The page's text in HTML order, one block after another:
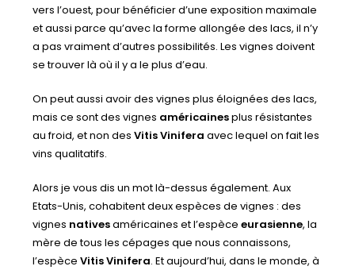
vers l’ouest, pour bénéficier d’une exposition maximale
et aussi parce qu’avec la forme allongée des lacs, il n’y
a pas vraiment d’autres possibilités. Les vignes doivent
se trouver là où il y a le plus d’eau.
On peut aussi avoir des vignes plus éloignées des lacs,
mais ce sont des vignes américainesplus résistantes
au froid, et non desVitis Vinifera avec lequel on fait les
vins qualitatifs.
Alors je vous dis un mot là-dessus également. Aux
Etats-Unis, cohabitent deux espèces de vignes : des
vignes nativesaméricaines et l’espèceeurasienne, la
mère de tous les cépages que nous connaissons,
l’espèceVitis Vinifera. Et aujourd’hui, dans le monde, à